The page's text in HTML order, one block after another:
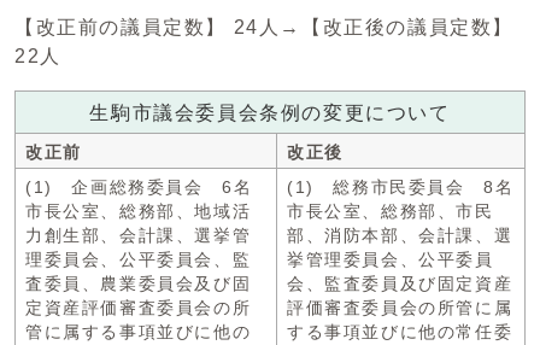
【改正前の議員定数】 24人→【改正後の議員定数】
22人
生駒市議会委員会条例の変更について
改正前
改正後
(1) 企画総務委員会 6名
市長公室、総務部、地域活
力創生部、会計課、選挙管
理委員会、公平委員会、監
査委員、農業委員会及び固
定資産評価審査委員会の所
管に属する事項並びに他の
(1) 総務市民委員会 8名
市長公室、総務部、市民
部、消防本部、会計課、選
挙管理委員会、公平委員
会、監査委員及び固定資産
評価審査委員会の所管に属
する事項並びに他の常任委